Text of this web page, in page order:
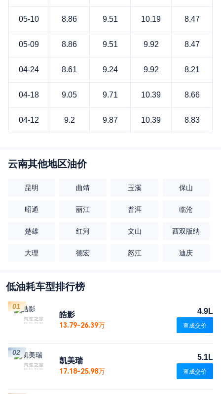
05-10 8.86 9.51 10.19 8.47
05-09 8.86 9.51 9.92 8.47
04-24 8.61 9.24 9.92 8.21
04-18 9.05 9.71 10.39 8.66
04-12 9.2 9.87 10.39 8.83
云南其他地区油价
昆明 曲靖 玉溪 保山
昭通 丽江 普洱 临沧
楚雄 红河 文山 西双版纳
大理 德宏 怒江 迪庆
低油耗车型排行榜
皓影
13.79-26.39万
4.9L
查成交价
01
凯美瑞
17.18-25.98万
5.1L
查成交价
02